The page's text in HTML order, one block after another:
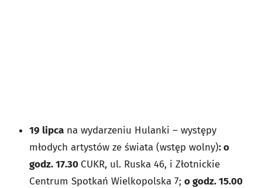
19 lipca na wydarzeniu Hulanki – występy
młodych artystów ze świata (wstęp wolny): o
godz. 17.30 CUKR, ul. Ruska 46, i Złotnickie
Centrum Spotkań Wielkopolska 7; o godz. 15.00